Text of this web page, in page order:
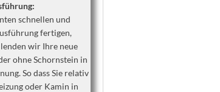
schnellen und
fertigen,
wir Ihre neue
ohne Schornstein in
So dass Sie relativ
oder Kamin in